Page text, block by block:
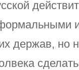
держав, но